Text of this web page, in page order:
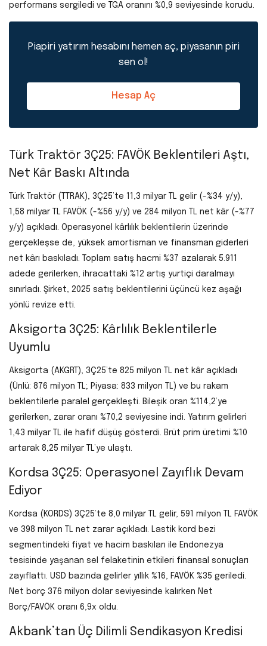
performans sergiledi ve TGA oranını %0,9 seviyesinde korudu.
Piapiri yatırım hesabını hemen aç, piyasanın piri
sen ol!
Hesap Aç
Türk Traktör 3Ç25: FAVÖK Beklentileri Aştı,
Net Kâr Baskı Altında
Türk Traktör (TTRAK), 3Ç25’te 11,3 milyar TL gelir (-%34 y/y),
1,58 milyar TL FAVÖK (-%56 y/y) ve 284 milyon TL net kâr (-%77
y/y) açıkladı. Operasyonel kârlılık beklentilerin üzerinde
gerçekleşse de, yüksek amortisman ve finansman giderleri
net kârı baskıladı. Toplam satış hacmi %37 azalarak 5.911
adede gerilerken, ihracattaki %12 artış yurtiçi daralmayı
sınırladı. Şirket, 2025 satış beklentilerini üçüncü kez aşağı
yönlü revize etti.
Aksigorta 3Ç25: Kârlılık Beklentilerle
Uyumlu
Aksigorta (AKGRT), 3Ç25’te 825 milyon TL net kâr açıkladı
(Ünlü: 876 milyon TL; Piyasa: 833 milyon TL) ve bu rakam
beklentilerle paralel gerçekleşti. Bileşik oran %114,2’ye
gerilerken, zarar oranı %70,2 seviyesine indi. Yatırım gelirleri
1,43 milyar TL ile hafif düşüş gösterdi. Brüt prim üretimi %10
artarak 8,25 milyar TL’ye ulaştı.
Kordsa 3Ç25: Operasyonel Zayıflık Devam
Ediyor
Kordsa (KORDS) 3Ç25’te 8,0 milyar TL gelir, 591 milyon TL FAVÖK
ve 398 milyon TL net zarar açıkladı. Lastik kord bezi
segmentindeki fiyat ve hacim baskıları ile Endonezya
tesisinde yaşanan sel felaketinin etkileri finansal sonuçları
zayıflattı. USD bazında gelirler yıllık %16, FAVÖK %35 geriledi.
Net borç 376 milyon dolar seviyesinde kalırken Net
Borç/FAVÖK oranı 6,9x oldu.
Akbank’tan Üç Dilimli Sendikasyon Kredisi